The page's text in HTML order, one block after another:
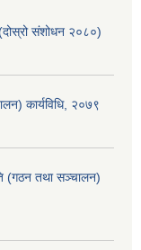
संशोधन २०८०)
कार्यविधि, २०७९
(गठन तथा सञ्चालन)